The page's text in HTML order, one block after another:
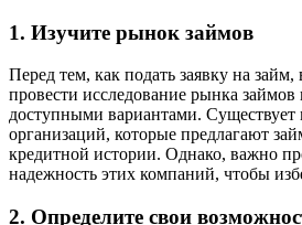
1. Изучите рынок займов
Перед тем, как подать заявку на
провести исследование рынка займов
доступными вариантами.
организаций, которые предлагают
кредитной истории. Однако, важно
надежность этих компаний, чтобы
2. Определите свои